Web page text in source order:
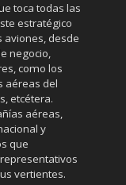
toca todas las
estratégico
aviones, desde
negocio,
como los
aéreas del
etcétera.
aéreas,
y
que
vertientes.